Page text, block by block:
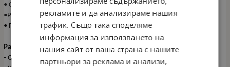
• Съдържание: 100% памук
•Размер: 80х100 см:
• Произведено в България;
Размери:
- Опаковка: 25*28см
рекламите и да анализираме нашия
трафик. Също така споделяме
информация за използването на
нашия сайт от ваша страна с нашите
партньори за реклама и анализи,